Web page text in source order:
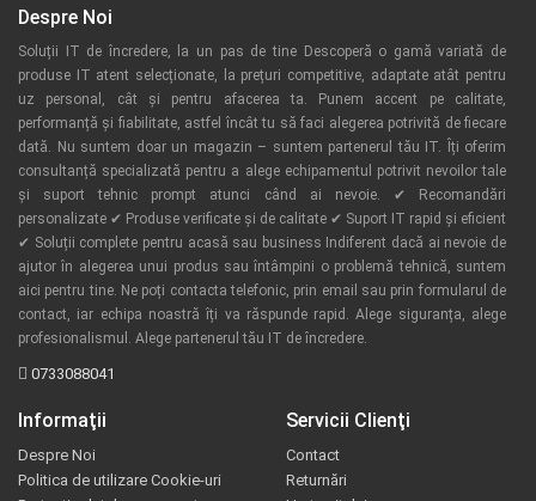
Despre Noi
Soluții IT de încredere, la un pas de tine Descoperă o gamă variată de
produse IT atent selecționate, la prețuri competitive, adaptate atât pentru
uz personal, cât și pentru afacerea ta. Punem accent pe calitate,
performanță și fiabilitate, astfel încât tu să faci alegerea potrivită de fiecare
dată. Nu suntem doar un magazin – suntem partenerul tău IT. Îți oferim
consultanță specializată pentru a alege echipamentul potrivit nevoilor tale
și suport tehnic prompt atunci când ai nevoie. ✔ Recomandări
personalizate ✔ Produse verificate și de calitate ✔ Suport IT rapid și eficient
✔ Soluții complete pentru acasă sau business Indiferent dacă ai nevoie de
ajutor în alegerea unui produs sau întâmpini o problemă tehnică, suntem
aici pentru tine. Ne poți contacta telefonic, prin email sau prin formularul de
contact, iar echipa noastră îți va răspunde rapid. Alege siguranța, alege
profesionalismul. Alege partenerul tău IT de încredere.
0733088041
Informaţii
Despre Noi
Politica de utilizare Cookie-uri
Servicii Clienţi
Contact
Returnări